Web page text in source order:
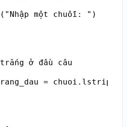
một chuỗi: ")
ở đầu câu
= chuoi.lstrip()